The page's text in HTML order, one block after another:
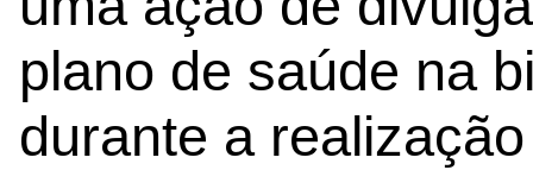
plano de saúde na
durante a